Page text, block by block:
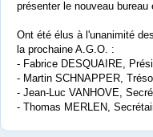
présenter le nouveau
Ont été élus à l'unanimité
la prochaine A.G.O. :
- Fabrice DESQUAIRE,
- Martin SCHNAPPER,
- Jean-Luc VANHOVE,
- Thomas MERLEN,